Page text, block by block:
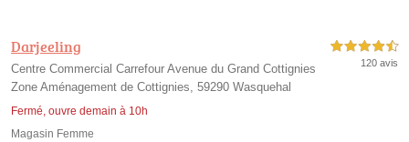
Darjeeling
Centre Commercial Carrefour Avenue du Grand Cottignies
Zone Aménagement de Cottignies, 59290 Wasquehal
Fermé, ouvre demain à 10h
4,5 étoiles sur 5
120 avis
Magasin Femme